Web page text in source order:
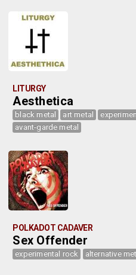
LITURGY
Aesthetica
black metal art metal
avant-garde metal
POLKADOT CADAVER
Sex Offender
experimental rock alternative